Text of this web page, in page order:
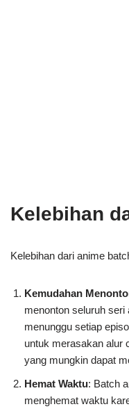
Kelebihan
Kelebihan dari anime
Kemudahan
menonton seluruh
menunggu setiap
untuk merasakan alur
yang mungkin dapat
Hemat Waktu: Batch
menghemat waktu